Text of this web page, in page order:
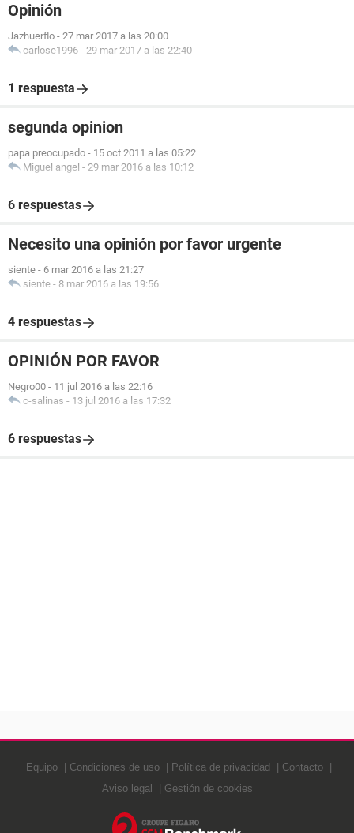
Opinión
Jazhuerflo - 27 mar 2017 a las 20:00
carlose1996 - 29 mar 2017 a las 22:40
1 respuesta
segunda opinion
papa preocupado - 15 oct 2011 a las 05:22
Miguel angel - 29 mar 2016 a las 10:12
6 respuestas
Necesito una opinión por favor urgente
siente - 6 mar 2016 a las 21:27
siente - 8 mar 2016 a las 19:56
4 respuestas
OPINIÓN POR FAVOR
Negro00 - 11 jul 2016 a las 22:16
c-salinas - 13 jul 2016 a las 17:32
6 respuestas
Equipo Condiciones de uso Política de privacidad
Contacto
Aviso legal
Gestión de cookies